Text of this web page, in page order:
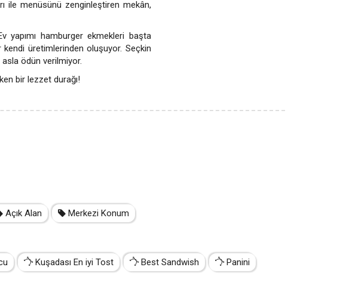
ile menüsünü zenginleştiren mekân,
yapımı hamburger ekmekleri başta
üretimlerinden oluşuyor. Seçkin
ödün verilmiyor.
bir lezzet durağı!
Açık Alan Merkezi Konum
Kuşadası En iyi Tost Best Sandwish Panini